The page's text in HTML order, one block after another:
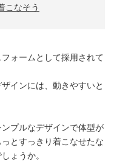
こなそう
ォームとして採用されて
インには、動きやすいと
プルなデザインで体型が
とすっきり着こなせたな
ょうか。